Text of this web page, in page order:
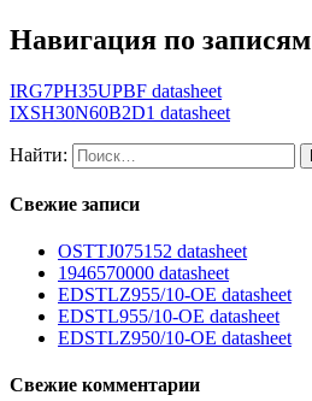
Навигация по записям
IRG7PH35UPBF datasheet
IXSH30N60B2D1 datasheet
Найти:
Свежие записи
OSTTJ075152 datasheet
1946570000 datasheet
EDSTLZ955/10-OE datasheet
EDSTL955/10-OE datasheet
EDSTLZ950/10-OE datasheet
Свежие комментарии